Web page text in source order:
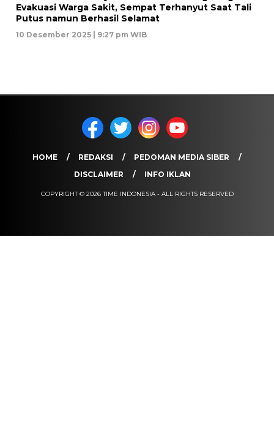
Evakuasi Warga Sakit, Sempat Terhanyut Saat Tali
Putus namun Berhasil Selamat
10 Desember 2025 | 9:27 pm WIB
HOME REDAKSI
PEDOMAN MEDIA SIBER
DISCLAIMER
INFO IKLAN
COPYRIGHT © 2026 TIME INDONESIA - ALL RIGHTS RESERVED